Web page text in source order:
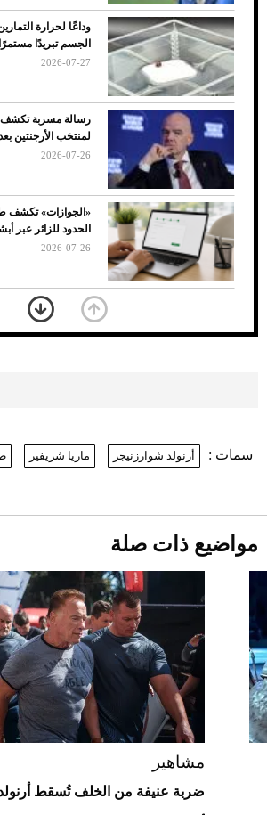
7 نصائح لاختيار لون البنطلون
الأسود
أغلى 10 عطور في العالم للرجال
استثنائية
وداعًا لحرارة
الجسم تبريدًا مستمرًا
2026-07-27
رسالة مسربة تكشف
لمنتخب الأرجنتين بعد
2026-07-26
«الجوازات» تكشف
الحدود للزائر عبر
2026-07-26
بعد 7 أشهر من
يفوز على برينغا
Comeback" في جدة (فيديو)
2026-07-25
"بوجاتي ميسترال"
مزاد مونتيري
2026-07-23
سمات : أرنولد شوارزنيجر ماريا شريفير
مواضيع ذات صلة
مشاهير
ضربة عنيفة من الخلف تُسقط